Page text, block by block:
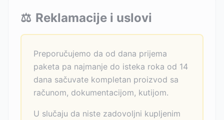
⚖️ Reklamacije i uslovi
Preporučujemo da od dana prijema
paketa pa najmanje do isteka roka od 14
dana sačuvate kompletan proizvod sa
računom, dokumentacijom, kutijom.
U slučaju da niste zadovoljni kupljenim